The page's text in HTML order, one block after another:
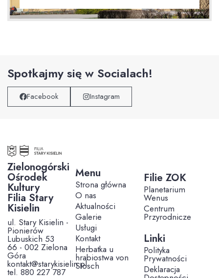
Spotkajmy się w Socialach!
Facebook Instagram
Zielonogórski
Ośrodek
Kultury
Filia Stary
Kisielin
ul. Stary Kisielin -
Pionierów
Lubuskich 53
66 - 002 Zielona
Góra
kontakt@starykisielin.pl
tel. 880 227 787
Menu
Strona główna
O nas
Aktualności
Galerie
Usługi
Kontakt
Herbatka u
hrabiostwa von
Stosch
Filie ZOK
Planetarium
Wenus
Centrum
Przyrodnicze
Linki
Polityka
Prywatności
Deklaracja